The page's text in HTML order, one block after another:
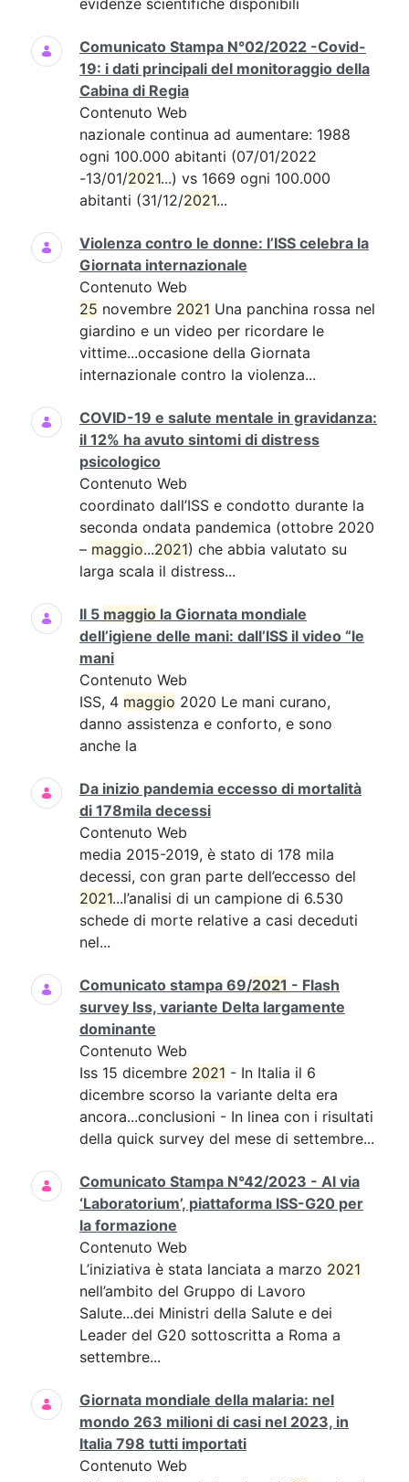
evidenze scientifiche disponibili
Comunicato Stampa N°02/2022 -Covid-
19: i dati principali del monitoraggio della
Cabina di Regia
Contenuto Web
nazionale continua ad aumentare: 1988
ogni 100.000 abitanti (07/01/2022
-13/01/2021...) vs 1669 ogni 100.000
abitanti (31/12/2021...
Violenza contro le donne: l’ISS celebra la
Giornata internazionale
Contenuto Web
25 novembre 2021 Una panchina rossa nel
giardino e un video per ricordare le
vittime...occasione della Giornata
internazionale contro la violenza...
COVID-19 e salute mentale in gravidanza:
il 12% ha avuto sintomi di distress
psicologico
Contenuto Web
coordinato dall’ISS e condotto durante la
seconda ondata pandemica (ottobre 2020
– maggio...2021) che abbia valutato su
larga scala il distress...
Il 5 maggio la Giornata mondiale
dell’igiene delle mani: dall’ISS il video “le
mani
Contenuto Web
ISS, 4 maggio 2020 Le mani curano,
danno assistenza e conforto, e sono
anche la
Da inizio pandemia eccesso di mortalità
di 178mila decessi
Contenuto Web
media 2015-2019, è stato di 178 mila
decessi, con gran parte dell’eccesso del
2021...l’analisi di un campione di 6.530
schede di morte relative a casi deceduti
nel...
Comunicato stampa 69/2021 - Flash
survey Iss, variante Delta largamente
dominante
Contenuto Web
Iss 15 dicembre 2021 - In Italia il 6
dicembre scorso la variante delta era
ancora...conclusioni - In linea con i risultati
della quick survey del mese di settembre...
Comunicato Stampa N°42/2023 - Al via
‘Laboratorium’, piattaforma ISS-G20 per
la formazione
Contenuto Web
L’iniziativa è stata lanciata a marzo 2021
nell’ambito del Gruppo di Lavoro
Salute...dei Ministri della Salute e dei
Leader del G20 sottoscritta a Roma a
settembre...
Giornata mondiale della malaria: nel
mondo 263 milioni di casi nel 2023, in
Italia 798 tutti importati
Contenuto Web